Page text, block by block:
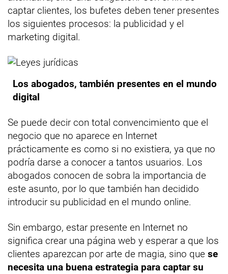
captar clientes, los bufetes deben tener presentes
los siguientes procesos: la publicidad y el
marketing digital.
Los abogados, también presentes en el mundo
digital
Se puede decir con total convencimiento que el
negocio que no aparece en Internet
prácticamente es como si no existiera, ya que no
podría darse a conocer a tantos usuarios. Los
abogados conocen de sobra la importancia de
este asunto, por lo que también han decidido
introducir su publicidad en el mundo online.
Sin embargo, estar presente en Internet no
significa crear una página web y esperar a que los
clientes aparezcan por arte de magia, sino que se
necesita una buena estrategia para captar su